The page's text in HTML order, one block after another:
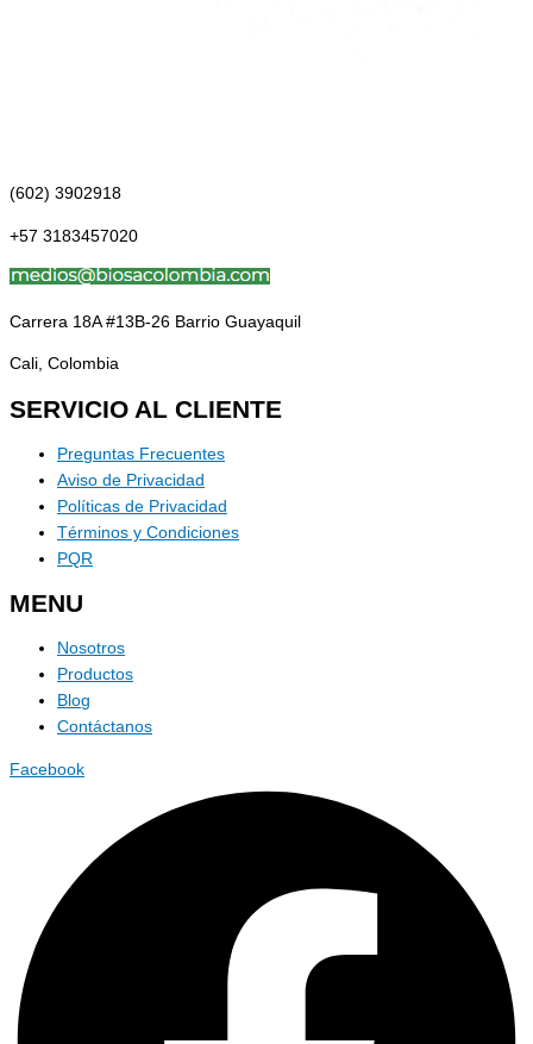
(602) 3902918
+57 3183457020
Carrera 18A #13B-26 Barrio Guayaquil
Cali, Colombia
SERVICIO AL CLIENTE
Preguntas Frecuentes
Aviso de Privacidad
Políticas de Privacidad
Términos y Condiciones
PQR
MENU
Nosotros
Productos
Blog
Contáctanos
Facebook